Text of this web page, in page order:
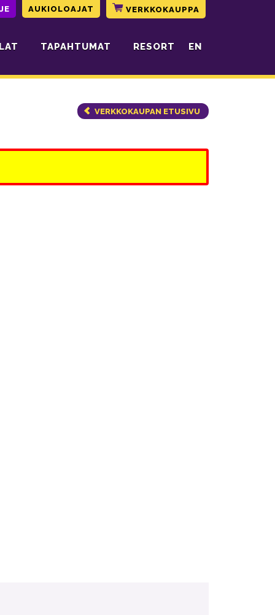
AUKIOLOAJAT VERKKOKAUPPA
TAPAHTUMAT RESORT EN
VERKKOKAUPAN ETUSIVU